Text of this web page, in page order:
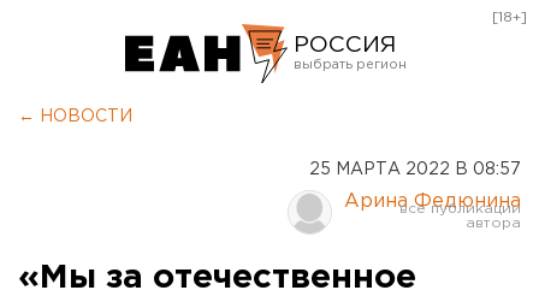
РОССИЯ
Курган
Оренбург
[18+]
← НОВОСТИ
25 МАРТА 2022 В 08:57
Арина Федюнина
«Мы за отечественное